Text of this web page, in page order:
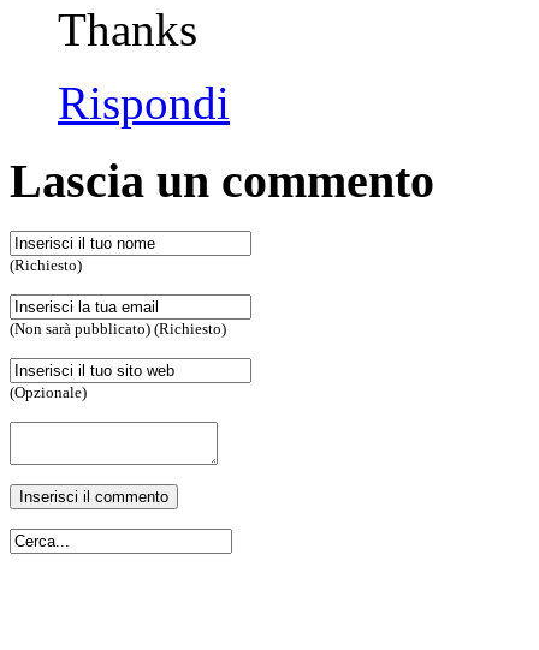
Thanks
Rispondi
Lascia un commento
(Richiesto)
(Non sarà pubblicato) (Richiesto)
(Opzionale)